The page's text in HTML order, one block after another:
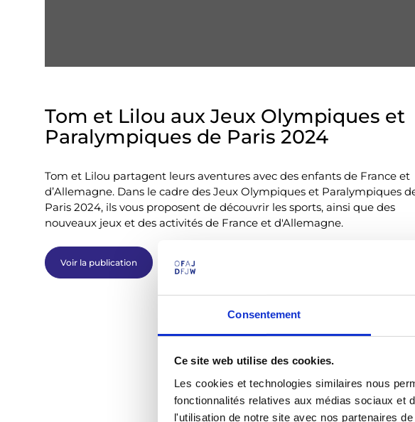
Consentement
Ce site web utilise des cookies.
Les cookies et technologies similaires nous
fonctionnalités relatives aux médias sociaux et
l'utilisation de notre site avec nos partenaires
Tom et Lilou aux Jeux Olympiques et
Paralympiques de Paris 2024
Tom et Lilou partagent leurs aventures avec des enfants de France et
d’Allemagne. Dans le cadre des Jeux Olympiques et Paralympiques
Paris 2024, ils vous proposent de découvrir les sports, ainsi que des
nouveaux jeux et des activités de France et d'Allemagne.
Voir la publication